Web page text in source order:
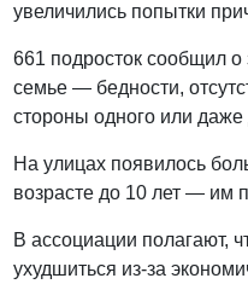
увеличились попытки
661 подросток сообщил
семье — бедности,
стороны одного или даже
На улицах появилось
возрасте до 10 лет — им
В ассоциации полагают,
ухудшиться из-за